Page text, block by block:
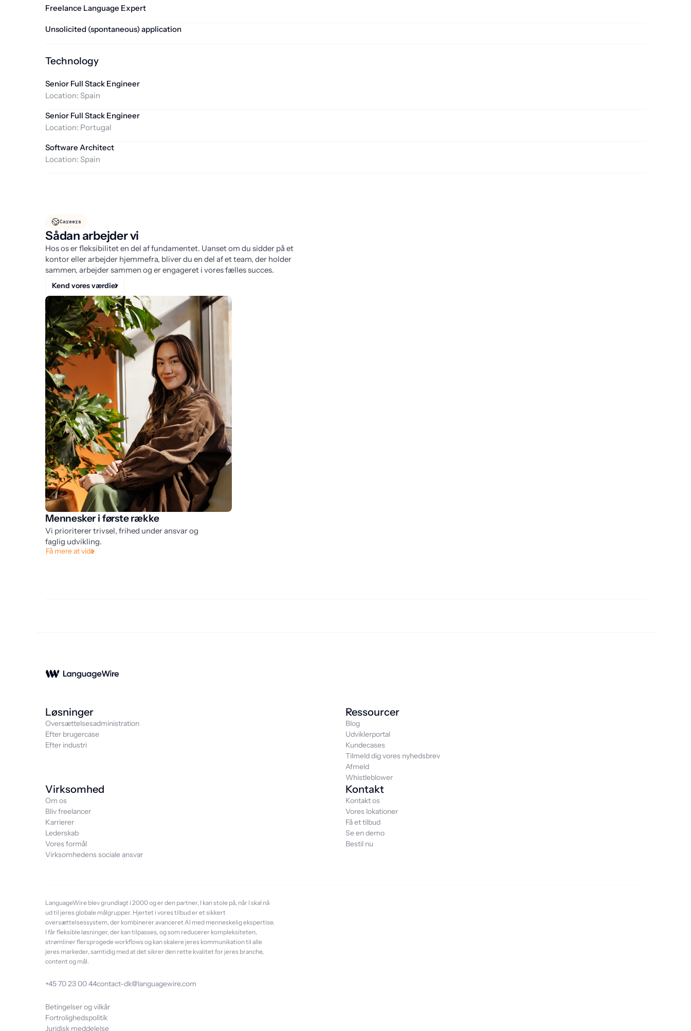
Freelance Language Expert
Unsolicited (spontaneous) application
Technology
Senior Full Stack Engineer
Location: Spain
Senior Full Stack Engineer
Location: Portugal
Software Architect
Location: Spain
Careers
Sådan arbejder vi
Hos os er fleksibilitet en del af fundamentet. Uanset om du sidder på et
kontor eller arbejder hjemmefra, bliver du en del af et team, der holder
sammen, arbejder sammen og er engageret i vores fælles succes.
Kend vores værdier
Mennesker i første række
Vi prioriterer trivsel, frihed under ansvar og
faglig udvikling.
Få mere at vide
Løsninger
Oversættelsesadministration
Efter brugercase
Efter industri
Ressourcer
Blog
Udviklerportal
Kundecases
Tilmeld dig vores nyhedsbrev
Afmeld
Whistleblower
Virksomhed
Om os
Bliv freelancer
Karrierer
Lederskab
Vores formål
Virksomhedens sociale ansvar
Kontakt
Kontakt os
Vores lokationer
Få et tilbud
Se en demo
Bestil nu
LanguageWire blev grundlagt i 2000 og er den partner, I kan stole på, når I skal nå
ud til jeres globale målgrupper. Hjertet i vores tilbud er et sikkert
oversættelsessystem, der kombinerer avanceret AI med menneskelig ekspertise.
I får fleksible løsninger, der kan tilpasses, og som reducerer kompleksiteten,
strømliner flersprogede workflows og kan skalere jeres kommunikation til alle
jeres markeder, samtidig med at det sikrer den rette kvalitet for jeres branche,
content og mål.
+45 70 23 00 44contact-dk@languagewire.com
Betingelser og vilkår
Fortrolighedspolitik
Juridisk meddelelse